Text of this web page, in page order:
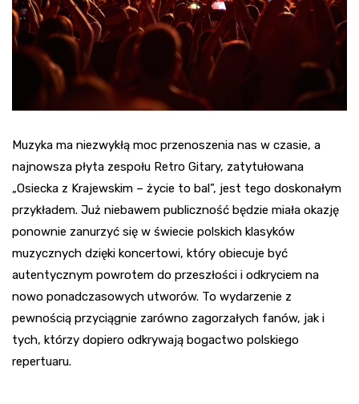
Muzyka ma niezwykłą moc przenoszenia nas w czasie, a
najnowsza płyta zespołu Retro Gitary, zatytułowana
„Osiecka z Krajewskim – życie to bal”, jest tego doskonałym
przykładem. Już niebawem publiczność będzie miała okazję
ponownie zanurzyć się w świecie polskich klasyków
muzycznych dzięki koncertowi, który obiecuje być
autentycznym powrotem do przeszłości i odkryciem na
nowo ponadczasowych utworów. To wydarzenie z
pewnością przyciągnie zarówno zagorzałych fanów, jak i
tych, którzy dopiero odkrywają bogactwo polskiego
repertuaru.